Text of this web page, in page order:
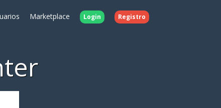
Marketplace Login Registro